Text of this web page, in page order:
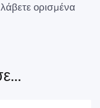
ορισμένα